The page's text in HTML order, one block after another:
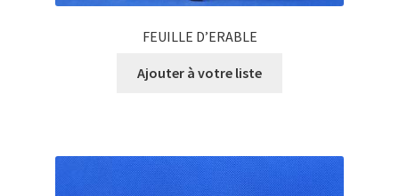
FEUILLE D’ERABLE
Ajouter à votre liste